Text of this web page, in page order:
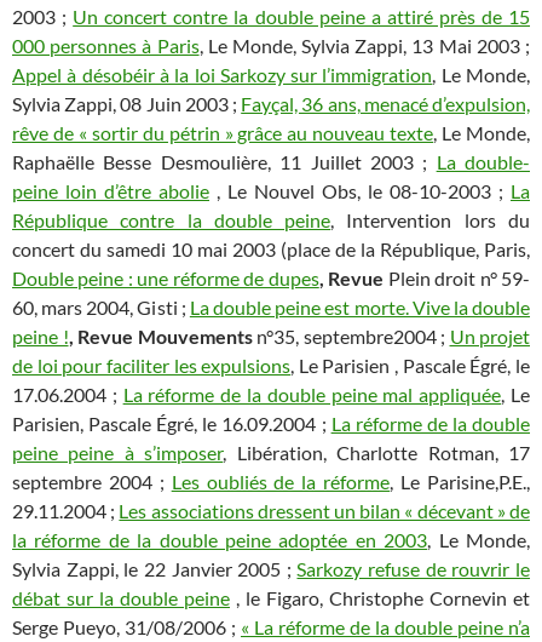
2003 ; Un concert contre la double peine a attiré près de 15
000 personnes à Paris, Le Monde, Sylvia Zappi, 13 Mai 2003 ;
Appel à désobéir à la loi Sarkozy sur l’immigration, Le Monde,
Sylvia Zappi, 08 Juin 2003 ; Fayçal, 36 ans, menacé d’expulsion,
rêve de « sortir du pétrin » grâce au nouveau texte, Le Monde,
Raphaëlle Besse Desmoulière, 11 Juillet 2003 ; La double-
peine loin d’être abolie , Le Nouvel Obs, le 08-10-2003 ; La
République contre la double peine, Intervention lors du
concert du samedi 10 mai 2003 (place de la République, Paris,
Double peine : une réforme de dupes, Revue Plein droit n° 59-
60, mars 2004, Gisti ; La double peine est morte. Vive la double
peine !, Revue Mouvementsn°35, septembre2004 ; Un projet
de loi pour faciliter les expulsions, Le Parisien , Pascale Égré, le
17.06.2004 ; La réforme de la double peine mal appliquée, Le
Parisien, Pascale Égré, le 16.09.2004 ; La réforme de la double
peine peine à s’imposer, Libération, Charlotte Rotman, 17
septembre 2004 ; Les oubliés de la réforme, Le Parisine,P.E.,
29.11.2004 ; Les associations dressent un bilan « décevant » de
la réforme de la double peine adoptée en 2003, Le Monde,
Sylvia Zappi, le 22 Janvier 2005 ;Sarkozy refuse de rouvrir le
débat sur la double peine , le Figaro, Christophe Cornevin et
Serge Pueyo, 31/08/2006 ; « La réforme de la double peine n’a